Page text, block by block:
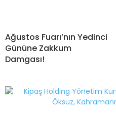
Ağustos Fuarı’nın Yedinci
Gününe Zakkum
Damgası!